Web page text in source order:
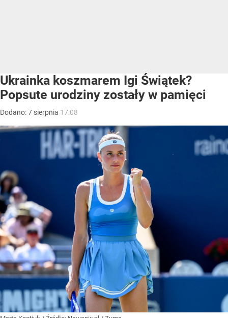
Ukrainka koszmarem Igi Świątek?
Popsute urodziny zostały w pamięci
Dodano:7 sierpnia 17:08